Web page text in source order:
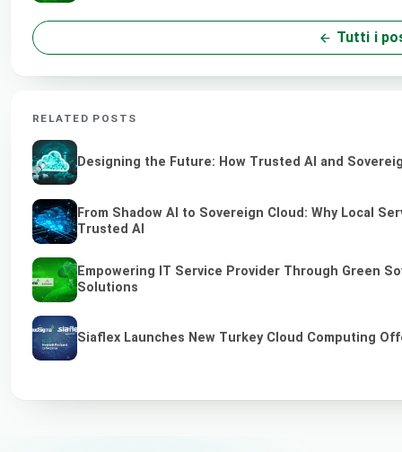
Tutti i
RELATED POSTS
Designing the Future: How Trusted AI and
From Shadow AI to Sovereign Cloud: Why Local
Trusted AI
Empowering IT Service Provider Through Green
Solutions
Siaflex Launches New Turkey Cloud Computing